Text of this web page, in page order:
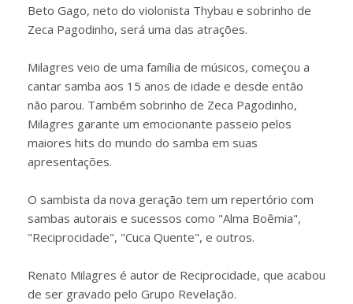
Beto Gago, neto do violonista Thybau e sobrinho de
Zeca Pagodinho, será uma das atrações.
Milagres veio de uma família de músicos, começou a
cantar samba aos 15 anos de idade e desde então
não parou. Também sobrinho de Zeca Pagodinho,
Milagres garante um emocionante passeio pelos
maiores hits do mundo do samba em suas
apresentações.
O sambista da nova geração tem um repertório com
sambas autorais e sucessos como "Alma Boêmia",
"Reciprocidade", "Cuca Quente", e outros.
Renato Milagres é autor de Reciprocidade, que acabou
de ser gravado pelo Grupo Revelação.